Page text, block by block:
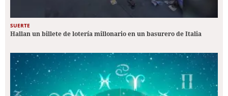
SUERTE
Hallan un billete de lotería millonario en un basurero de Italia